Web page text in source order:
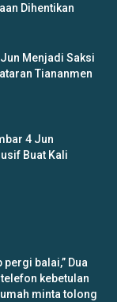
Dihentikan
Menjadi Saksi
Tiananmen
4 Jun
Buat Kali
balai,” Dua
kebetulan
minta tolong